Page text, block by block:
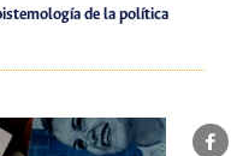
de la política